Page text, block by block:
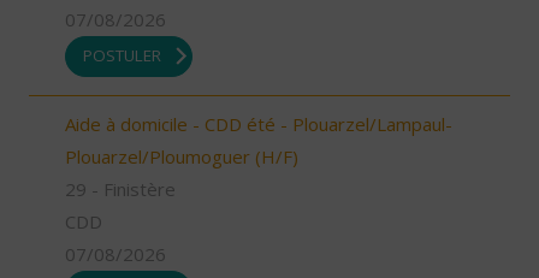
07/08/2026
POSTULER
Aide à domicile - CDD été - Plouarzel/Lampaul-
Plouarzel/Ploumoguer (H/F)
29 - Finistère
CDD
07/08/2026